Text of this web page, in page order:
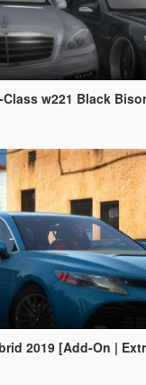
Black Bison Edition 2009
2019 [Add-On | Extras